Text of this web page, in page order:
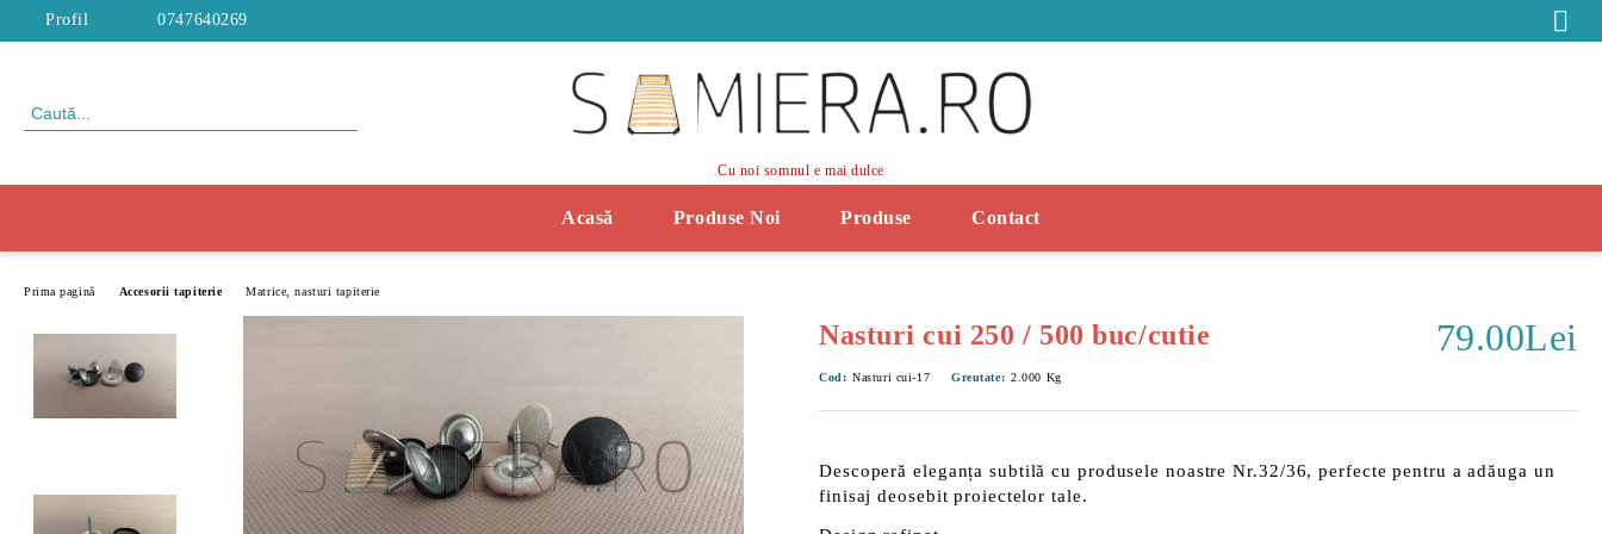
Profil 0747640269
Cu noi somnul e mai dulce
Acasă Produse Noi Produse Contact
Prima pagină Accesorii tapiterie Matrice, nasturi tapiterie
Nasturi cui 250 / 500 buc/cutie 79.00Lei
Cod: Nasturi cui-17 Greutate: 2.000 Kg
Descoperă eleganța subtilă cu produsele noastreNr.32/36, perfecte pentru a adăuga un
finisaj deosebit proiectelor tale.